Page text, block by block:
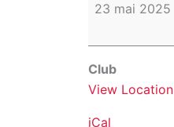
23 mai 2025
Club
View Location
iCal